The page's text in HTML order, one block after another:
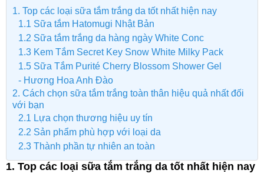
1. Top các loại sữa tắm trắng da tốt nhất hiện nay
1.1 Sữa tắm Hatomugi Nhật Bản
1.2 Sữa tắm trắng da hàng ngày White Conc
​1.3 Kem Tắm Secret Key Snow White Milky Pack
​1.5 Sữa Tắm Purité Cherry Blossom Shower Gel
- Hương Hoa Anh Đào
2. Cách chọn sữa tắm trắng toàn thân hiệu quả nhất đối
với bạn
2.1 Lựa chọn thương hiệu uy tín
2.2 Sản phẩm phù hợp với loại da
2.3 Thành phần tự nhiên an toàn
1. Top các loại sữa tắm trắng da tốt nhất hiện nay